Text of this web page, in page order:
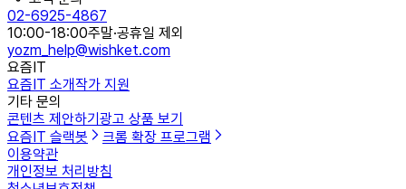
02-6925-4867
10:00-18:00주말·공휴일 제외
yozm_help@wishket.com
요즘IT
요즘IT 소개작가 지원
기타 문의
콘텐츠 제안하기 광고 상품 보기
요즘IT 슬랙봇
크롬 확장 프로그램
이용약관
개인정보 처리방침